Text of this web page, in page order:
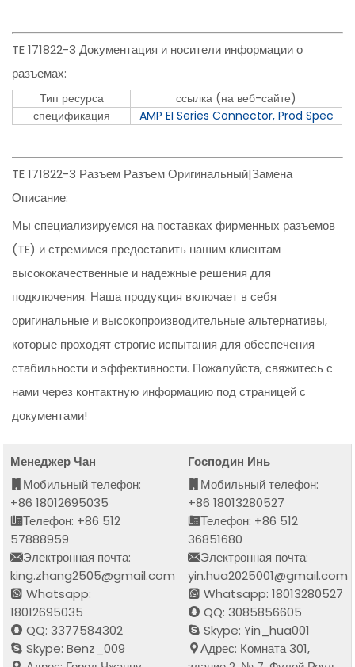
TE 171822-3 Документация и носители информации о
разъемах:
Тип ресурса
ссылка (на веб-сайте)
спецификация
AMP EI Series Connector, Prod Spec
TE 171822-3 Разъем Разъем Оригинальный|Замена
Описание:
Мы специализируемся на поставках фирменных разъемов
(TE) и стремимся предоставить нашим клиентам
высококачественные и надежные решения для
подключения. Наша продукция включает в себя
оригинальные и высокопроизводительные альтернативы,
которые проходят строгие испытания для обеспечения
стабильности и эффективности. Пожалуйста, свяжитесь с
нами через контактную информацию под страницей с
документами!
Менеджер Чан
Мобильный телефон:
+86 18012695035
Телефон: +86 512
57888959
Электронная почта:
king.zhang2505@gmail.com
Whatsapp:
18012695035
QQ: 3377584302
Skype: Benz_009
Господин Инь
Мобильный телефон:
+86 18013280527
Телефон: +86 512
36851680
Электронная почта:
yin.hua2025001@gmail.com
Whatsapp: 18013280527
QQ: 3085856605
Skype: Yin_hua001
Адрес: Комната 301,